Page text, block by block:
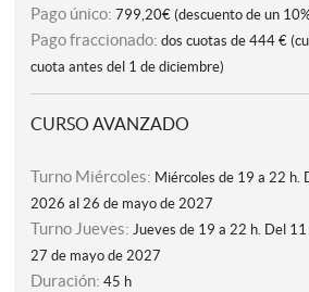
Pago único: 799,20€ (descuento de un
Pago fraccionado: dos cuotas de 444 €
cuota antes del 1 de diciembre)
CURSO AVANZADO
Turno Miércoles: Miércoles de 19 a 22 h.
2026 al 26 de mayo de 2027
Turno Jueves: Jueves de 19 a 22 h. Del
27 de mayo de 2027
Duración: 45 h